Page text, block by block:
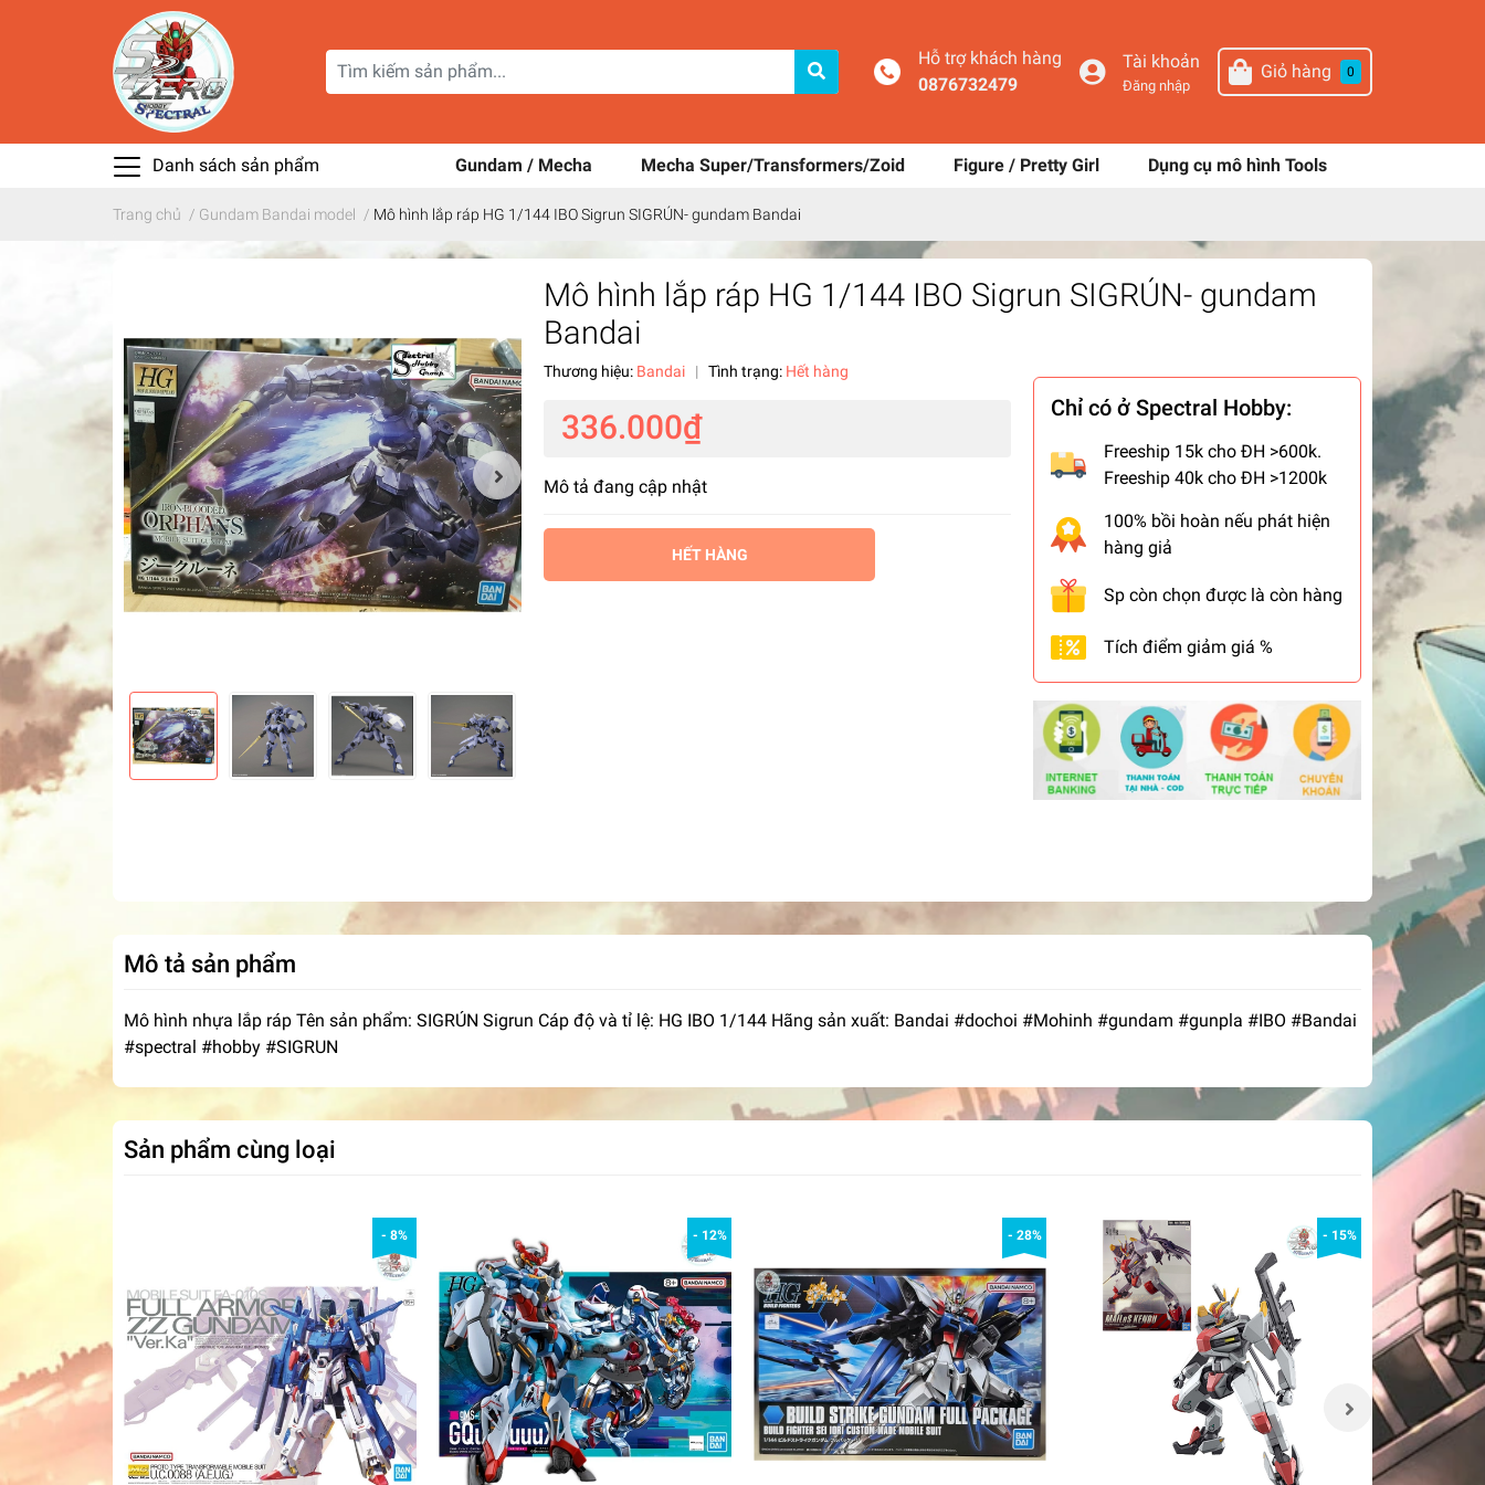
Hỗ trợ khách hàng
0876732479
Tài khoản
Đăng nhập
Giỏ hàng 0
Danh sách sản phẩm Gundam / Mecha Mecha Super/Transformers/Zoid Figure / Pretty Girl Dụng cụ mô hình Tools
Trang chủ / Gundam Bandai model / Mô hình lắp ráp HG 1/144 IBO Sigrun SIGRÚN- gundam Bandai
Mô hình lắp ráp HG 1/144 IBO Sigrun SIGRÚN- gundam
Bandai
Thương hiệu: Bandai | Tình trạng: Hết hàng
336.000₫
Mô tả đang cập nhật
HẾT HÀNG
Chỉ có ở Spectral Hobby:
Freeship 15k cho ĐH >600k.
Freeship 40k cho ĐH >1200k
100% bồi hoàn nếu phát hiện
hàng giả
Sp còn chọn được là còn hàng
Tích điểm giảm giá %
Mô tả sản phẩm
Mô hình nhựa lắp ráp Tên sản phẩm: SIGRÚN Sigrun Cáp độ và tỉ lệ: HG IBO 1/144 Hãng sản xuất: Bandai #dochoi #Mohinh #gundam #gunpla #IBO #Bandai
#spectral #hobby #SIGRUN
Sản phẩm cùng loại
- 8% - 12% - 28% - 15%